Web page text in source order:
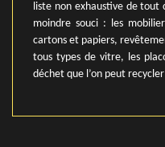
liste non exhaustive de tout
moindre souci : les
cartons et papiers,
tous types de vitre, les
déchet que l’on peut